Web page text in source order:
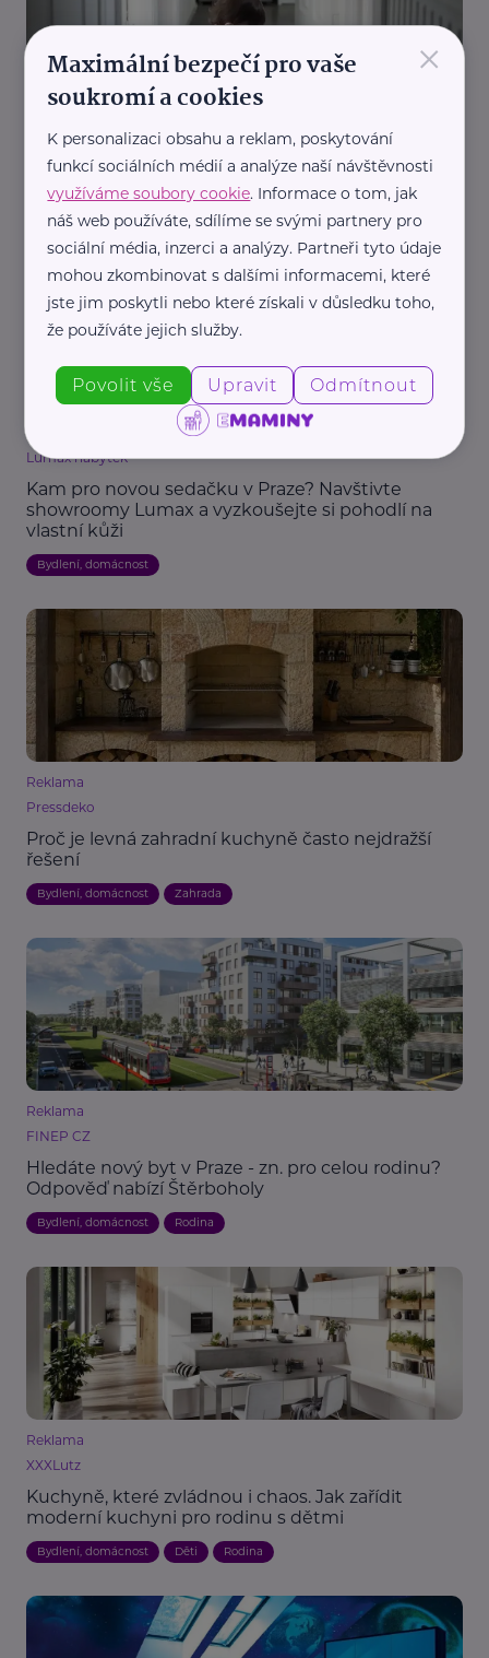
Reklama
Jak si ulehčit práci v domácnosti, pokud máte
Bydlení, domácnost
Lumax nábytek
Kam pro novou sedačku v Praze? Navštivte
showroomy Lumax a vyzkoušejte si pohodlí na
vlastní kůži
Bydlení, domácnost
Reklama
Pressdeko
Proč je levná zahradní kuchyně často nejdražší
řešení
Bydlení, domácnost Zahrada
Reklama
FINEP CZ
Hledáte nový byt v Praze - zn. pro celou rodinu?
Odpověď nabízí Štěrboholy
Bydlení, domácnost Rodina
Reklama
XXXLutz
Kuchyně, které zvládnou i chaos. Jak zařídit
moderní kuchyni pro rodinu s dětmi
Bydlení, domácnost Děti Rodina
×
Maximální bezpečí pro vaše
soukromí a cookies
K personalizaci obsahu a reklam, poskytování
funkcí sociálních médií a analýze naší návštěvnosti
využíváme soubory cookie. Informace o tom, jak
náš web používáte, sdílíme se svými partnery pro
sociální média, inzerci a analýzy. Partneři tyto údaje
mohou zkombinovat s dalšími informacemi, které
jste jim poskytli nebo které získali v důsledku toho,
že používáte jejich služby.
Povolit vše Upravit Odmítnout